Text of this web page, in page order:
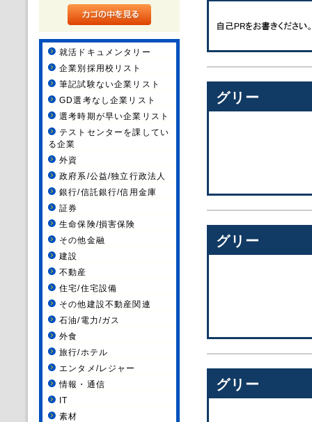
就活ドキュメンタリー
企業別採用校リスト
筆記試験ない企業リスト
GD選考なし企業リスト
選考時期が早い企業リスト
テストセンターを課してい
る企業
外資
政府系/公益/独立行政法人
銀行/信託銀行/信用金庫
証券
生命保険/損害保険
その他金融
建設
不動産
住宅/住宅設備
その他建設不動産関連
石油/電力/ガス
外食
旅行/ホテル
エンタメ/レジャー
情報・通信
IT
素材
グリー
グリー
グリー